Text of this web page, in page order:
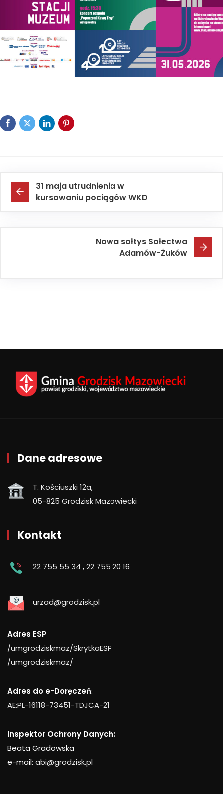
31 maja utrudnienia w
kursowaniu pociągów WKD
Nowa sołtys Sołectwa
Adamów-Żuków
Dane adresowe
T. Kościuszki 12a,
05-825 Grodzisk Mazowiecki
Kontakt
22 755 55 34 ,22 755 20 16
urzad@grodzisk.pl
Adres ESP
/umgrodziskmaz/SkrytkaESP
/umgrodziskmaz/
Adres do e-Doręczeń:
AE:PL-16118-73451-TDJCA-21
Inspektor Ochrony Danych:
Beata Gradowska
e-mail: abi@grodzisk.pl